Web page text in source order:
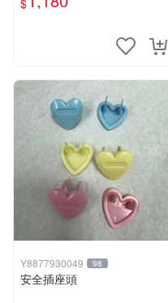
o
$
Y8877930049 98
安全插座頭